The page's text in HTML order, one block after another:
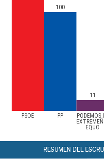
PSOE PP
PODEMOS-
EQUO
100
11
RESUMEN DEL